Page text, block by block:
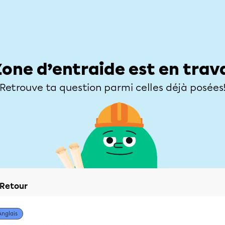
d’entraide est en
Retrouve ta question parmi celles déjà posées!
Retour